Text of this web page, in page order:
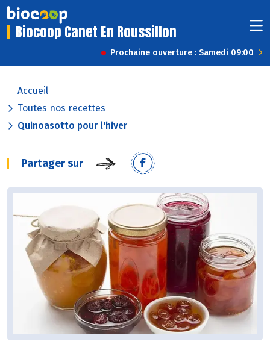
Biocoop Canet En Roussillon
Prochaine ouverture : Samedi 09:00
Accueil
Toutes nos recettes
Quinoasotto pour l'hiver
Partager sur